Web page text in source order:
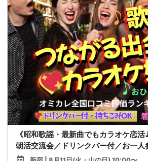
《昭和歌謡・最新曲でもカラオケ恋
朝活交流会／ドリンクバー付／お一人